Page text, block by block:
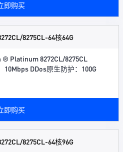
即购买
8275CL-64核64G
Platinum 8272CL/8275CL
10Mbps DDos原生防护：100G
即购买
8275CL-64核96G